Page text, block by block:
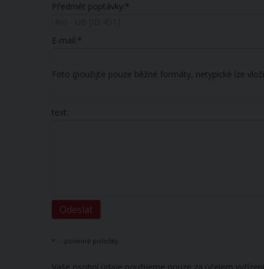
Předmět poptávky:*
E-mail:*
Foto (použijte pouze běžné formáty, netypické lze
text:
* ... povinné položky